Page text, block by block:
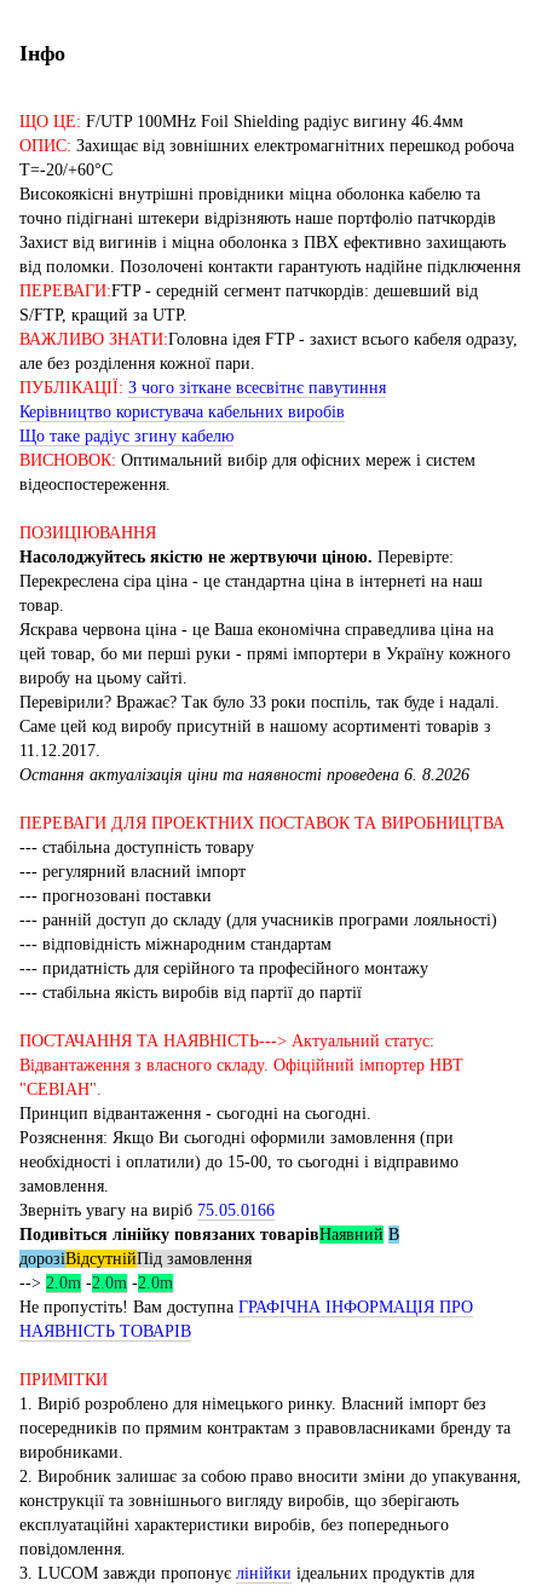
Інфо
ЩО ЦЕ: F/UTP 100MHz Foil Shielding радіус вигину 46.4мм
ОПИС: Захищає від зовнішних електромагнітних перешкод робоча
Т=-20/+60°С
Високоякісні внутрішні провідники міцна оболонка кабелю та
точно підігнані штекери відрізняють наше портфоліо патчкордів
Захист від вигинів і міцна оболонка з ПВХ ефективно захищають
від поломки. Позолочені контакти гарантують надійне підключення
ПЕРЕВАГИ:FTP - cередній сегмент патчкордів: дешевший від
S/FTP, кращий за UTP.
ВАЖЛИВО ЗНАТИ:Головна ідея FTP - захист всього кабеля одразу,
але без розділення кожної пари.
ПУБЛІКАЦІЇ: З чого зіткане всесвітнє павутиння
Керівництво користувача кабельних виробів
Що таке радіус згину кабелю
ВИСНОВОК: Оптимальний вибір для офісних мереж і систем
відеоспостереження.
ПОЗИЦІЮВАННЯ
Насолоджуйтесь якістю не жертвуючи ціною. Перевірте:
Перекреслена сіра ціна - це стандартна ціна в інтернеті на наш
товар.
Яскрава червона ціна - це Ваша економічна справедлива ціна на
цей товар, бо ми перші руки - прямі імпортери в Україну кожного
виробу на цьому сайті.
Перевірили? Вражає? Так було 33 роки поспіль, так буде і надалі.
Саме цей код виробу присутній в нашому асортименті товарів з
11.12.2017.
Остання актуалізація ціни та наявності проведена 6. 8.2026
ПЕРЕВАГИ ДЛЯ ПРОЕКТНИХ ПОСТАВОК ТА ВИРОБНИЦТВА
--- стабільна доступність товару
--- регулярний власний імпорт
--- прогнозовані поставки
--- ранній доступ до складу (для учасників програми лояльності)
--- відповідність міжнародним стандартам
--- придатність для серійного та професійного монтажу
--- стабільна якість виробів від партії до партії
ПОСТАЧАННЯ ТА НАЯВНІСТЬ---> Актуальний статус:
Відвантаження з власного складу. Офіційний імпортер НВТ
"СЕВІАН".
Принцип відвантаження - сьогодні на сьогодні.
Розяснення: Якщо Ви сьогодні оформили замовлення (при
необхідності і оплатили) до 15-00, то сьогодні і відправимо
замовлення.
Зверніть увагу на виріб 75.05.0166
Подивіться лінійку повязаних товарівНаявний В
дорозіВідсутнійПід замовлення
--> 2.0m -2.0m -2.0m
Не пропустіть! Вам доступна ГРАФІЧНА ІНФОРМАЦІЯ ПРО
НАЯВНІСТЬ ТОВАРІВ
ПРИМІТКИ
1. Виріб розроблено для німецького ринку. Власний імпорт без
посередників по прямим контрактам з правовласниками бренду та
виробниками.
2. Виробник залишає за собою право вносити зміни до упакування,
конструкції та зовнішнього вигляду виробів, що зберігають
експлуатаційні характеристики виробів, без попереднього
повідомлення.
3. LUCOM завжди пропонує лінійки ідеальних продуктів для